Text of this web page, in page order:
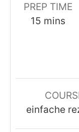
PREP TIME
15minutes
mins
einfache